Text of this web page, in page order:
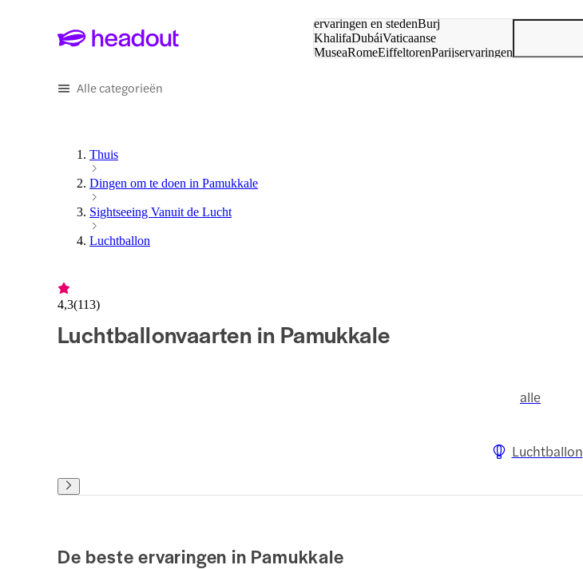
ervaringen en stedenBurj
KhalifaDubáiVaticaanse
MuseaRomeEiffeltorenParijservaringen
Alle categorieën
Thuis
Dingen om te doen in Pamukkale
Sightseeing Vanuit de Lucht
Luchtballon
4,3(113)
Luchtballonvaarten in Pamukkale
alle
Luchtballon
De beste ervaringen in Pamukkale